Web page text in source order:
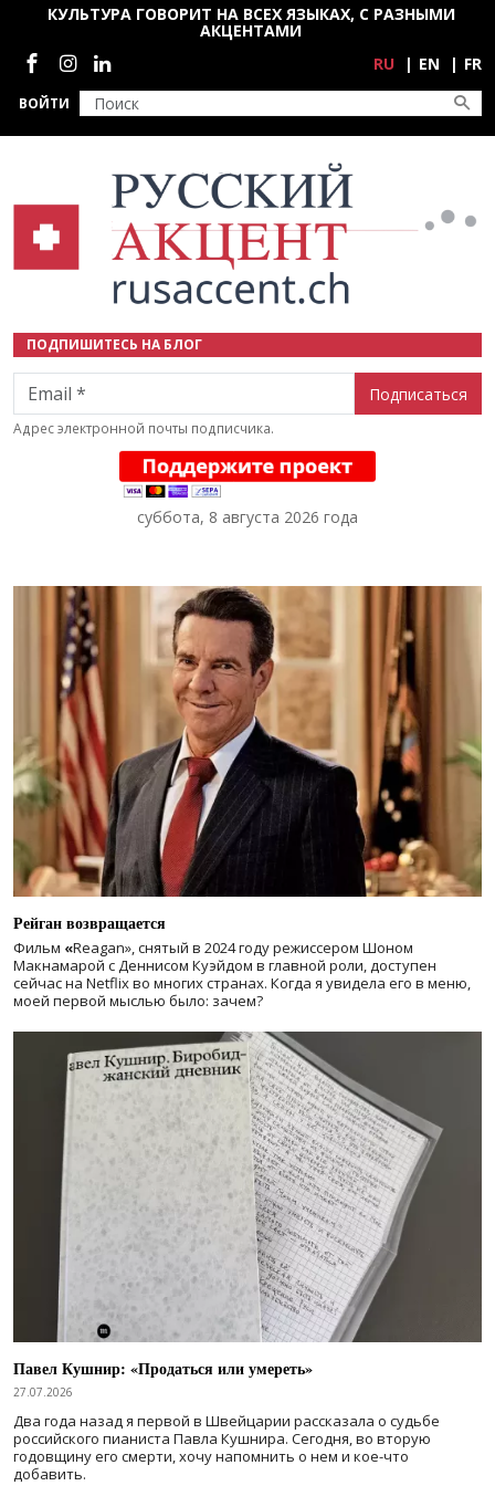
Перейти к основному содержанию
ВОЙТИ
КУЛЬТУРА ГОВОРИТ НА ВСЕХ ЯЗЫКАХ, С РАЗНЫМИ
АКЦЕНТАМИ
Социальные сети
RU EN FR
ПОДПИШИТЕСЬ НА БЛОГ
Email
Адрес электронной почты подписчика.
суббота, 8 августа 2026 года
Рейган возвращается
Фильм «Reagan», снятый в 2024 годурежиссером Шоном
Макнамарой с Деннисом Куэйдом в главной роли, доступен
сейчас на Netflix во многих странах. Когда я увидела его в меню,
моей первой мыслью было: зачем?
Павел Кушнир: «Продаться или умереть»
27.07.2026
Два года назад я первой в Швейцарии рассказала о судьбе
российского пианиста Павла Кушнира. Сегодня, во вторую
годовщину его смерти, хочу напомнить о нем и кое-что
добавить.